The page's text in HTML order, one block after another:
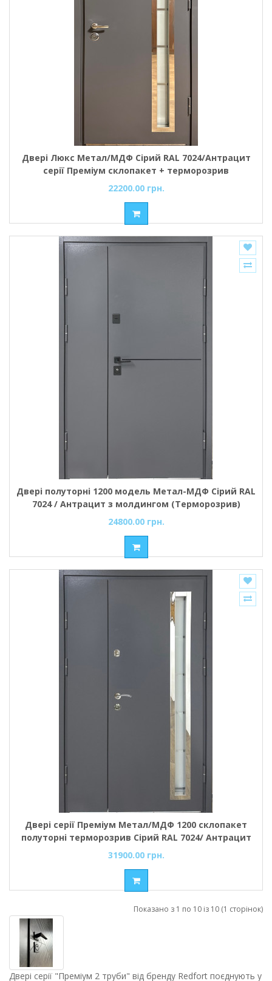
Двері Люкс Метал/МДФ Сірий RAL 7024/Антрацит
серії Преміум склопакет + терморозрив
22200.00 грн.
Двері полуторні 1200 модель Метал-МДФ Сірий RAL
7024 / Антрацит з молдингом (Терморозрив)
вулиця Премиум Redfort
24800.00 грн.
Двері серії Преміум Метал/МДФ 1200 склопакет
полуторні терморозрив Сірий RAL 7024/ Антрацит
31900.00 грн.
Показано з 1 по 10 із 10 (1 сторінок)
Двері серії "Преміум 2 труби" від бренду Redfort поєднують у